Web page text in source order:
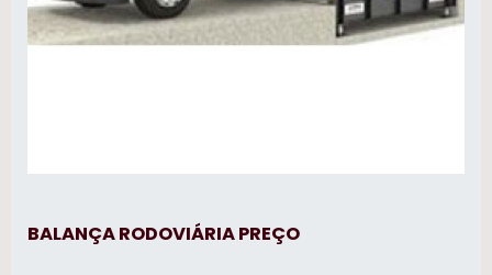
BALANÇA RODOVIÁRIA PREÇO